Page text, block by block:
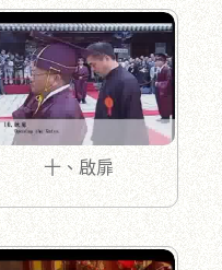
十、啟扉